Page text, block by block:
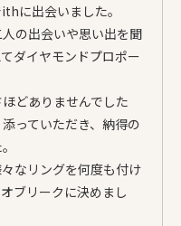
に出会いました。
の出会いや思い出を聞
ダイヤモンドプロポー
どありませんでした
っていただき、納得の
なリングを何度も付け
ブリークに決めまし